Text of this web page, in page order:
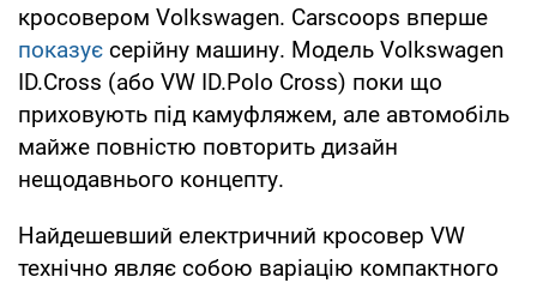
кросовером Volkswagen. Carscoops вперше
показує серійну машину. Модель Volkswagen
ID.Cross (або VW ID.Polo Cross) поки що
приховують під камуфляжем, але автомобіль
майже повністю повторить дизайн
нещодавнього концепту.
Найдешевший електричний кросовер VW
технічно являє собою варіацію компактного